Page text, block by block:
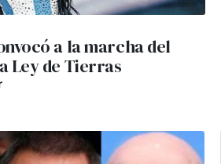
a la marcha del
Ley de Tierras